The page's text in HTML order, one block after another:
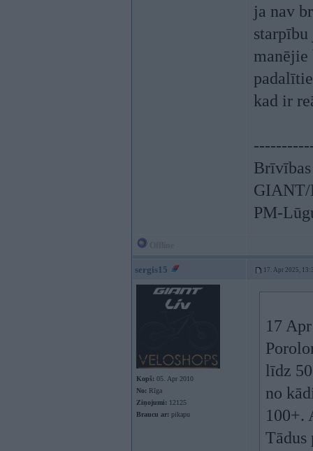
ja nav
manējie
kad ir
GIANT/
PM-
sergis15 17. Apr 2025,
Kopš: 05. Apr 2010
No: Rīga
Ziņojumi: 12125
Braucu ar: pikapu
17
līdz
no
100+.
Tādus